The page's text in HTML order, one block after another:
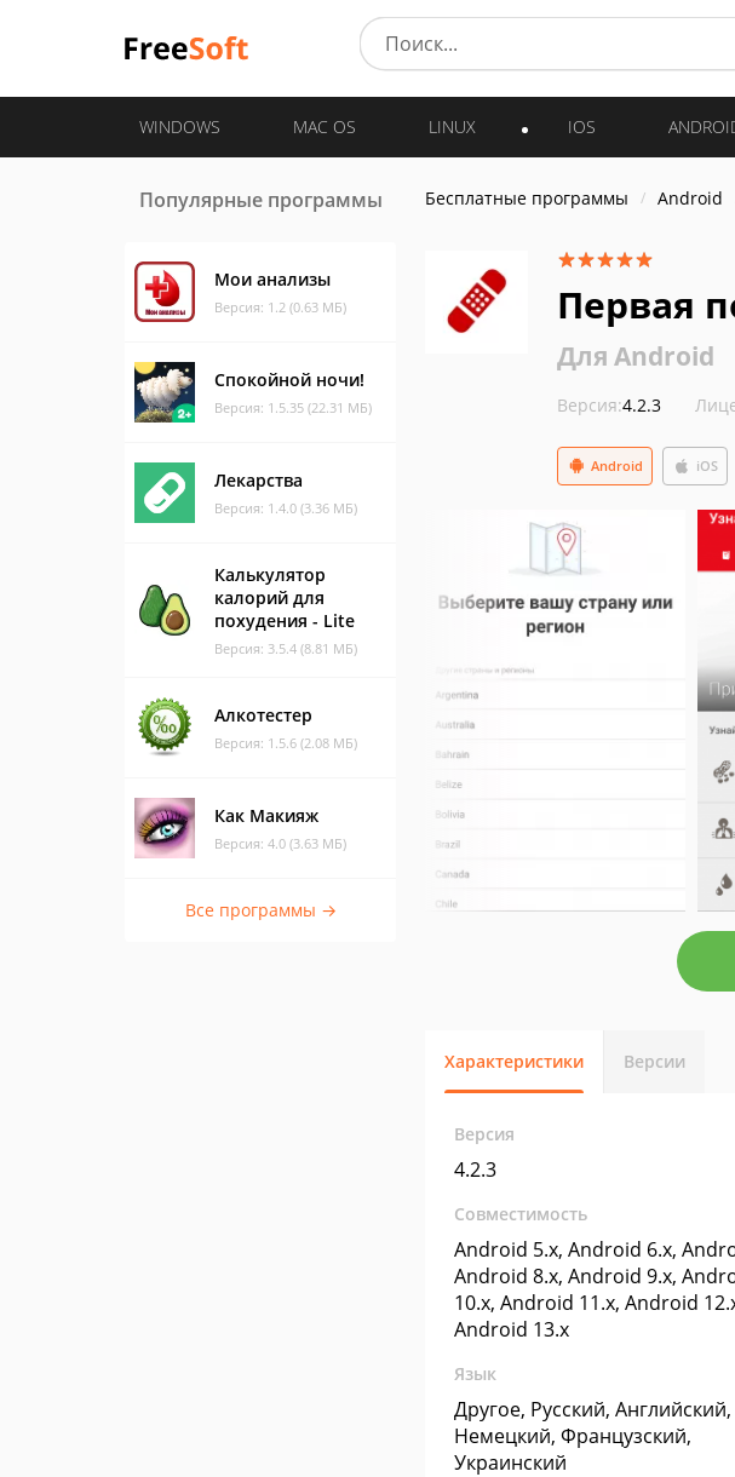
WINDOWS MAC OS LINUX IOS
Популярные программы
Мои анализы
Версия: 1.2 (0.63 МБ)
Спокойной ночи!
Версия: 1.5.35 (22.31 МБ)
Лекарства
Версия: 1.4.0 (3.36 МБ)
Калькулятор
калорий для
похудения - Lite
Версия: 3.5.4 (8.81 МБ)
Алкотестер
Версия: 1.5.6 (2.08 МБ)
Как Макияж
Версия: 4.0 (3.63 МБ)
Все программы →
Бесплатные программы Android
Первая
Для Android
Версия:4.2.3
Android iOS
Характеристики Версии
Версия
4.2.3
Совместимость
Android 5.x, Android 6.x,
Android 8.x, Android 9.x,
10.x, Android 11.x, Android
Android 13.x
Язык
Другое, Русский, Английский,
Немецкий, Французский,
Украинский